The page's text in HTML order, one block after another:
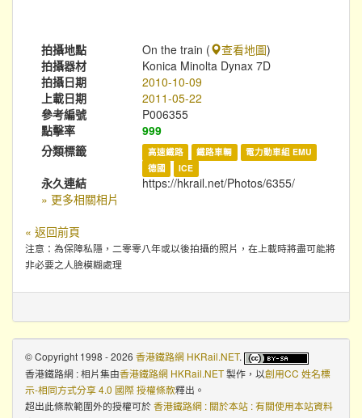
拍攝地點 On the train ( 查看地圖)
拍攝器材
Konica Minolta Dynax 7D
拍攝日期
2010-10-09
上載日期
2011-05-22
參考編號
P006355
點擊率
999
分類標籤
高速鐵路 鐵路車輛
電力動車組 EMU
德國
ICE
永久連結
https://hkrail.net/Photos/6355/
» 更多相關相片
« 返回前頁
注意：為保障私隱，二零零八年或以後拍攝的照片，在上載時將盡可能將
非必要之人臉模糊處理
© Copyright 1998 - 2026 香港鐵路網 HKRail.NET.
香港鐵路網 : 相片集由香港鐵路網 HKRail.NET製作，以創用CC 姓名標
示-相同方式分享 4.0 國際 授權條款釋出。
超出此條款範圍外的授權可於香港鐵路網 : 關於本站 : 有關使用本站資料